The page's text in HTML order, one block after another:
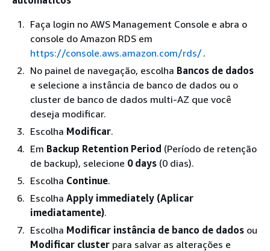
Faça login no AWS Management Console e abra o
console do Amazon RDS em
https://console.aws.amazon.com/rds/.
No painel de navegação, escolha Bancos de dados
e selecione a instância de banco de dados ou o
cluster de banco de dados multi-AZ que você
deseja modificar.
Escolha Modificar.
Em Backup Retention Period (Período de retenção
de backup), selecione 0 days (0 dias).
Escolha Continue.
Escolha Apply immediately (Aplicar
imediatamente).
Escolha Modificar instância de banco de dados ou
Modificar cluster para salvar as alterações e